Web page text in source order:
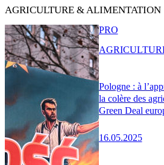
AGRICULTURE & ALIMENTATION
Pologne : à
la colère des
Green Deal
16.05.2025
PRO